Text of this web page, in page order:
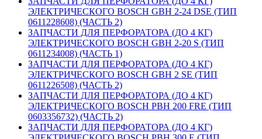
ЭЛЕКТРИЧЕСКОГО BOSCH GBH 2-24 DSE (ТИП
0611228608) (ЧАСТЬ 2)
ЗАПЧАСТИ ДЛЯ ПЕРФОРАТОРА (ДО 4 КГ)
ЭЛЕКТРИЧЕСКОГО BOSCH GBH 2-20 S (ТИП
0611234008) (ЧАСТЬ 1)
ЗАПЧАСТИ ДЛЯ ПЕРФОРАТОРА (ДО 4 КГ)
ЭЛЕКТРИЧЕСКОГО BOSCH GBH 2 SE (ТИП
0611226508) (ЧАСТЬ 2)
ЗАПЧАСТИ ДЛЯ ПЕРФОРАТОРА (ДО 4 КГ)
ЭЛЕКТРИЧЕСКОГО BOSCH PBH 200 FRE (ТИП
0603356732) (ЧАСТЬ 2)
ЗАПЧАСТИ ДЛЯ ПЕРФОРАТОРА (ДО 4 КГ)